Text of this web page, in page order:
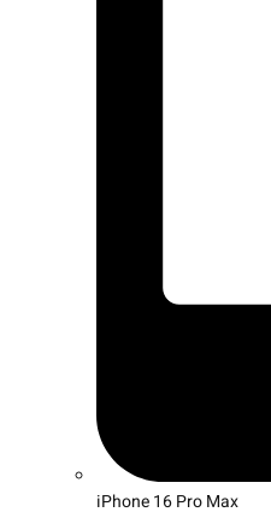
iPhone 16 Pro Max